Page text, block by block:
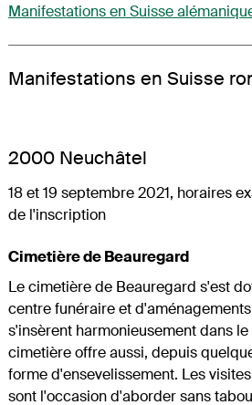
Manifestations en Suisse
Manifestations en Suisse
2000 Neuchâtel
18 et 19 septembre 2021, horaires
de l'inscription
Cimetière de Beauregard
Le cimetière de Beauregard s'est
centre funéraire et
s'insèrent harmonieusement dans
cimetière offre aussi, depuis
forme d'ensevelissement. Les
sont l'occasion d'aborder sans